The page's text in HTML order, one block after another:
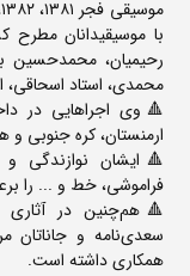
با موسیقیدانان مطرح
رحیمیان، محمدحسین
محمدی، استاد اسحاقی،
🔺وی اجراهایی در
ارمنستان، کره جنوبی
🔺ایشان نوازندگی
فراموشی، خط و ... را
🔺هم‌چنین در آثاری
سعدی‌نامه و جاناتان
همکاری داشته است.